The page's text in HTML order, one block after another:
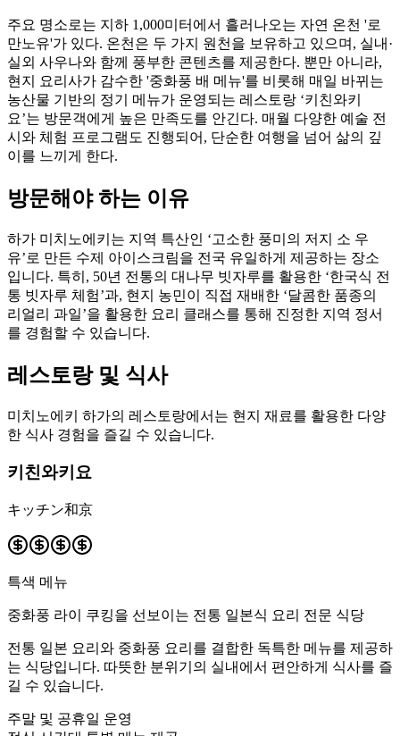
주요 명소로는 지하 1,000미터에서 흘러나오는 자연 온천 '로
만노유'가 있다. 온천은 두 가지 원천을 보유하고 있으며, 실내·
실외 사우나와 함께 풍부한 콘텐츠를 제공한다. 뿐만 아니라,
현지 요리사가 감수한 '중화풍 배 메뉴'를 비롯해 매일 바뀌는
농산물 기반의 정기 메뉴가 운영되는 레스토랑 ‘키친와키
요’는 방문객에게 높은 만족도를 안긴다. 매월 다양한 예술 전
시와 체험 프로그램도 진행되어, 단순한 여행을 넘어 삶의 깊
이를 느끼게 한다.
방문해야 하는 이유
하가 미치노에키는 지역 특산인 ‘고소한 풍미의 저지 소 우
유’로 만든 수제 아이스크림을 전국 유일하게 제공하는 장소
입니다. 특히, 50년 전통의 대나무 빗자루를 활용한 ‘한국식 전
통 빗자루 체험’과, 현지 농민이 직접 재배한 ‘달콤한 품종의
리얼리 과일’을 활용한 요리 클래스를 통해 진정한 지역 정서
를 경험할 수 있습니다.
레스토랑 및 식사
미치노에키 하가의 레스토랑에서는 현지 재료를 활용한 다양
한 식사 경험을 즐길 수 있습니다.
키친와키요
キッチン和京
특색 메뉴
중화풍 라이 쿠킹을 선보이는 전통 일본식 요리 전문 식당
전통 일본 요리와 중화풍 요리를 결합한 독특한 메뉴를 제공하
는 식당입니다. 따뜻한 분위기의 실내에서 편안하게 식사를 즐
길 수 있습니다.
주말 및 공휴일 운영